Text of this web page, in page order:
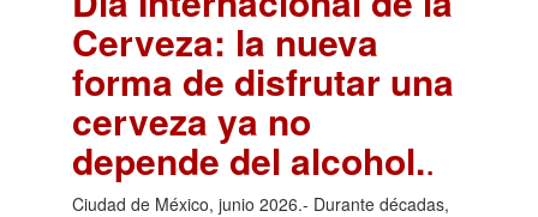
Cerveza: la nueva
forma de disfrutar una
cerveza ya no
depende del alcohol..
Ciudad de México, junio 2026.- Durante décadas,